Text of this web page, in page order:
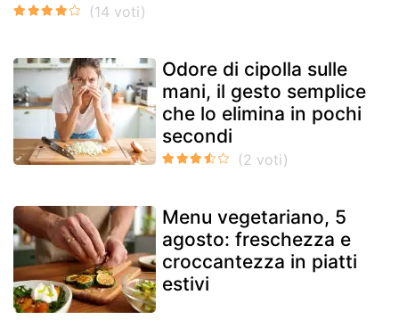
Odore di cipolla sulle
mani, il gesto semplice
che lo elimina in pochi
secondi
Menu vegetariano, 5
agosto: freschezza e
croccantezza in piatti
estivi